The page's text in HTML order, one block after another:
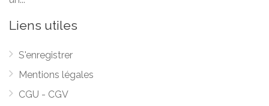
Liens utiles
S'enregistrer
Mentions légales
CGU - CGV